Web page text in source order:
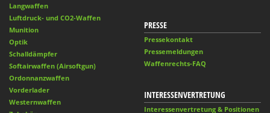
Langwaffen
Luftdruck- und CO2-Waffen
Munition
Optik
Schalldämpfer
Softairwaffen (Airsoftgun)
Ordonnanzwaffen
Vorderlader
Westernwaffen
PRESSE
Pressekontakt
Pressemeldungen
Waffenrechts-FAQ
INTERESSENVERTRETUNG
Interessenvertretung & Positionen